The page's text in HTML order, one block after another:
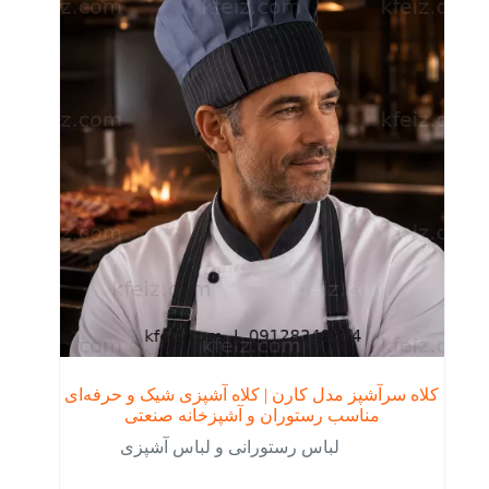
کلاه سرآشپز مدل کارن | کلاه آشپزی شیک و حرفه‌ای
مناسب رستوران و آشپزخانه صنعتی
لباس رستورانی و لباس آشپزی